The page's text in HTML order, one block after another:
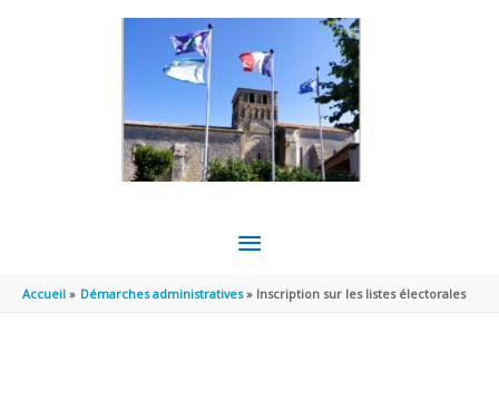
MENU
PRINCIPAL
Accueil Démarches administratives Inscription sur les listes électorales